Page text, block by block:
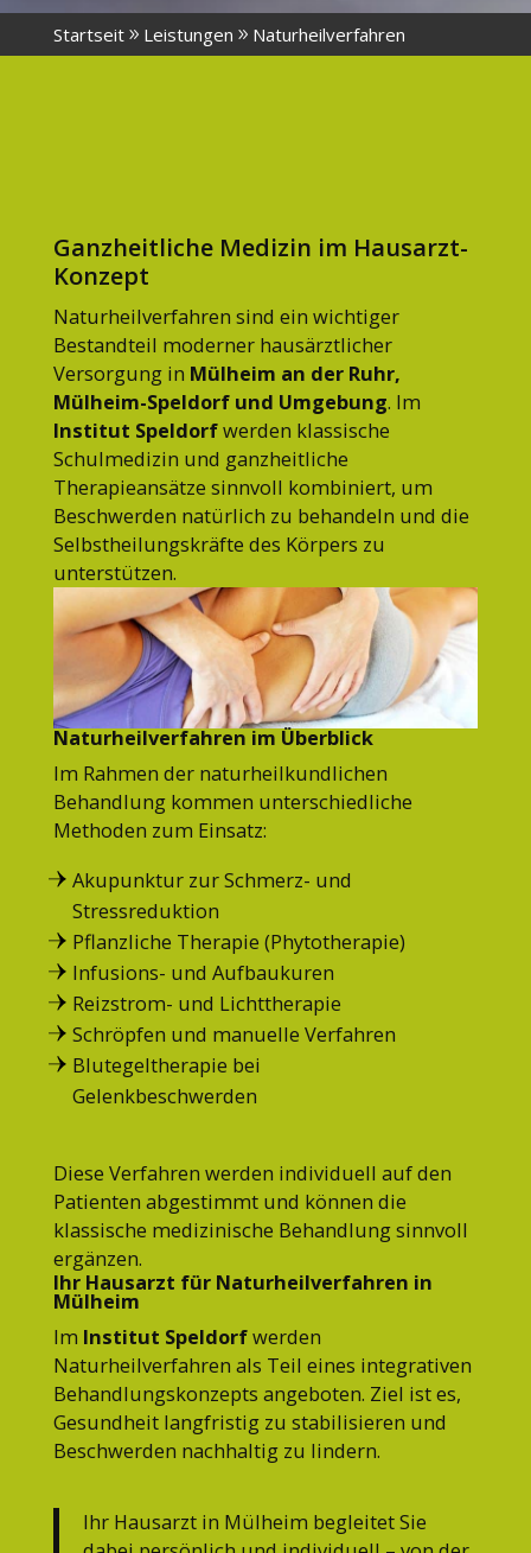
Startseit Leistungen Naturheilverfahren
Ganzheitliche Medizin im Hausarzt-
Konzept
Naturheilverfahren sind ein wichtiger
Bestandteil moderner hausärztlicher
Versorgung in Mülheim an der Ruhr,
Mülheim-Speldorf und Umgebung. Im
Institut Speldorfwerden klassische
Schulmedizin und ganzheitliche
Therapieansätze sinnvoll kombiniert, um
Beschwerden natürlich zu behandeln und die
Selbstheilungskräfte des Körpers zu
unterstützen.
Naturheilverfahren im Überblick
Im Rahmen der naturheilkundlichen
Behandlung kommen unterschiedliche
Methoden zum Einsatz:
Akupunktur zur Schmerz- und
Stressreduktion
Pflanzliche Therapie (Phytotherapie)
Infusions- und Aufbaukuren
Reizstrom- und Lichttherapie
Schröpfen und manuelle Verfahren
Blutegeltherapie bei
Gelenkbeschwerden
Diese Verfahren werden individuell auf den
Patienten abgestimmt und können die
klassische medizinische Behandlung sinnvoll
ergänzen.
Ihr Hausarzt für Naturheilverfahren in
Mülheim
Im Institut Speldorfwerden
Naturheilverfahren als Teil eines integrativen
Behandlungskonzepts angeboten. Ziel ist es,
Gesundheit langfristig zu stabilisieren und
Beschwerden nachhaltig zu lindern.
Ihr Hausarzt in Mülheim begleitet Sie